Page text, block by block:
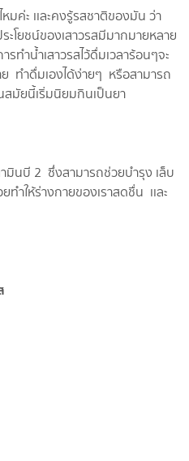
ม​ค่ะ​ เเละคงรู้รสชาติ​ของมัน​ ว่า
ะโยชน์​ของ​เสาวรส​มีมากมายหลาย
รทำน้ำเสาวรสไว้ดื่มเวลาร้อนๆจะ
ทำดื่มเองได้ง่ายๆ หรือสามารถ
สมัยนี้เริ่มนิยมกินเป็นยา
มิน​บี​ 2​ ซึ่งสามารถ​ช่วยบำรุ​ง​ เล็บ​
ำให้ร่างกาย​ของเราสดชื่น​ เเละ